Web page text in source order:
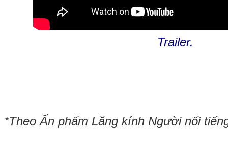
Trailer.
*Theo Ấn phẩm Lăng kính Người nổi